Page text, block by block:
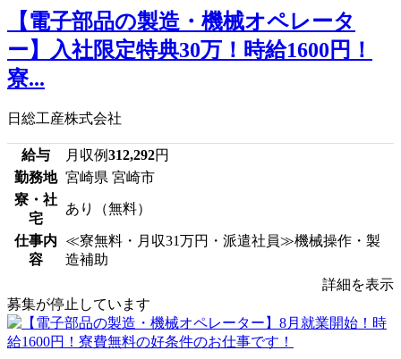
【電子部品の製造・機械オペレータ
ー】入社限定特典30万！時給1600円！
寮...
日総工産株式会社
給与 月収例312,292円
勤務地 宮崎県 宮崎市
寮・社
宅
あり（無料）
仕事内
容
≪寮無料・月収31万円・派遣社員≫機械操作・製
造補助
詳細を表示
募集が停止しています